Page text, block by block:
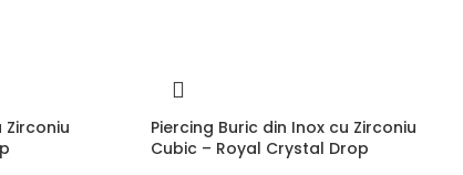
Zirconiu
Piercing Buric din Inox cu Zirconiu
Cubic – Royal Crystal Drop